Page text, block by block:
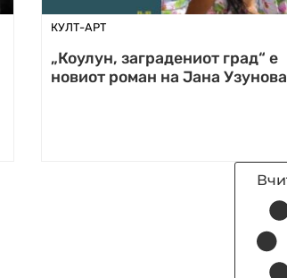
КУЛТ-АРТ
„Коулун, заградениот град“ е
новиот роман на Јана Узунова